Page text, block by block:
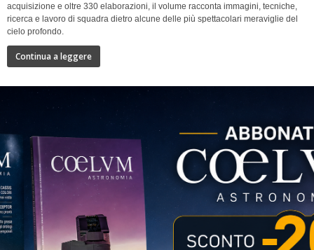
acquisizione e oltre 330 elaborazioni, il volume racconta immagini, tecniche,
ricerca e lavoro di squadra dietro alcune delle più spettacolari meraviglie del
cielo profondo.
Continua a leggere